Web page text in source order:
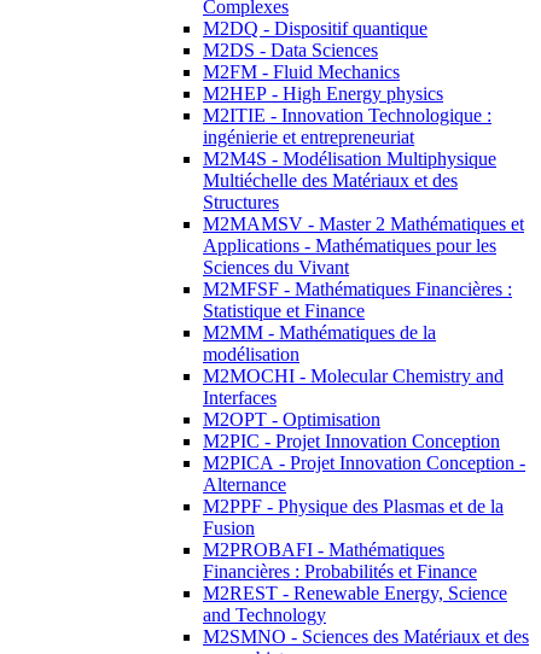
Complexes
M2DQ - Dispositif quantique
M2DS - Data Sciences
M2FM - Fluid Mechanics
M2HEP - High Energy physics
M2ITIE - Innovation Technologique :
ingénierie et entrepreneuriat
M2M4S - Modélisation Multiphysique
Multiéchelle des Matériaux et des
Structures
M2MAMSV - Master 2 Mathématiques et
Applications - Mathématiques pour les
Sciences du Vivant
M2MFSF - Mathématiques Financières :
Statistique et Finance
M2MM - Mathématiques de la
modélisation
M2MOCHI - Molecular Chemistry and
Interfaces
M2OPT - Optimisation
M2PIC - Projet Innovation Conception
M2PICA - Projet Innovation Conception -
Alternance
M2PPF - Physique des Plasmas et de la
Fusion
M2PROBAFI - Mathématiques
Financières : Probabilités et Finance
M2REST - Renewable Energy, Science
and Technology
M2SMNO - Sciences des Matériaux et des